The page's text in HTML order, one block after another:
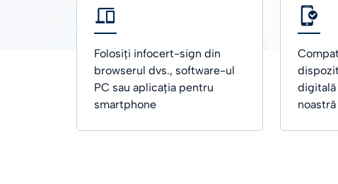
Folosiți infocert-sign din
browserul dvs., software-ul
PC sau aplicația pentru
smartphone
digitală